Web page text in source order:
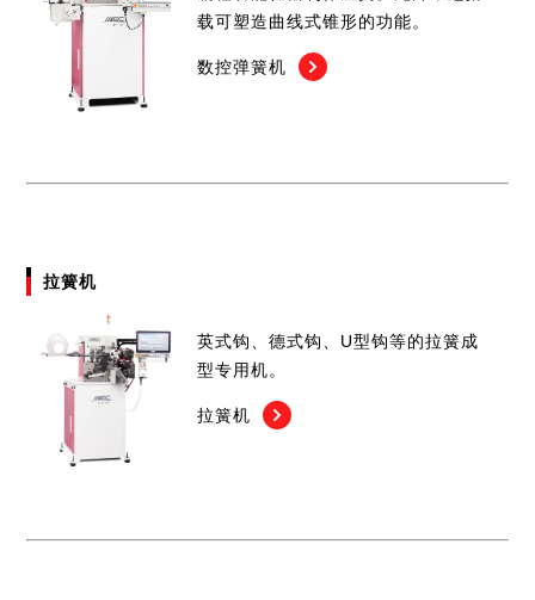
载可塑造曲线式锥形的功能。
数控弹簧机
拉簧机
英式钩、德式钩、U型钩等的拉簧成
型专用机。
拉簧机